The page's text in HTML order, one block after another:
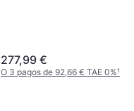
277,99 €
O 3 pagos de 92,66 € TAE 0%¹